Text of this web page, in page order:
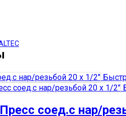
соед.с нар/